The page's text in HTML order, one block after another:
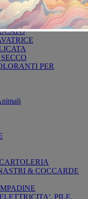
DEI TESSUTI
PER
& COCCARDE
PILE,